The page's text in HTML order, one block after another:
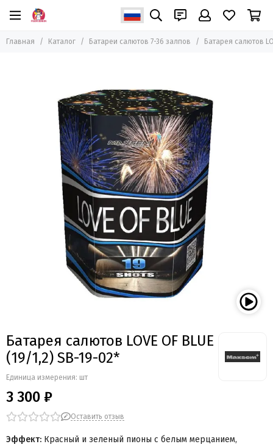
Главная Каталог Батареи салютов 7-36 залпов Батарея салютов
Батарея салютов LOVE OF BLUE
(19/1,2) SB-19-02*
Единица измерения: шт
3 300 ₽
Оставить отзыв
Эффект: Красный и зеленый пионы с белым мерцанием,